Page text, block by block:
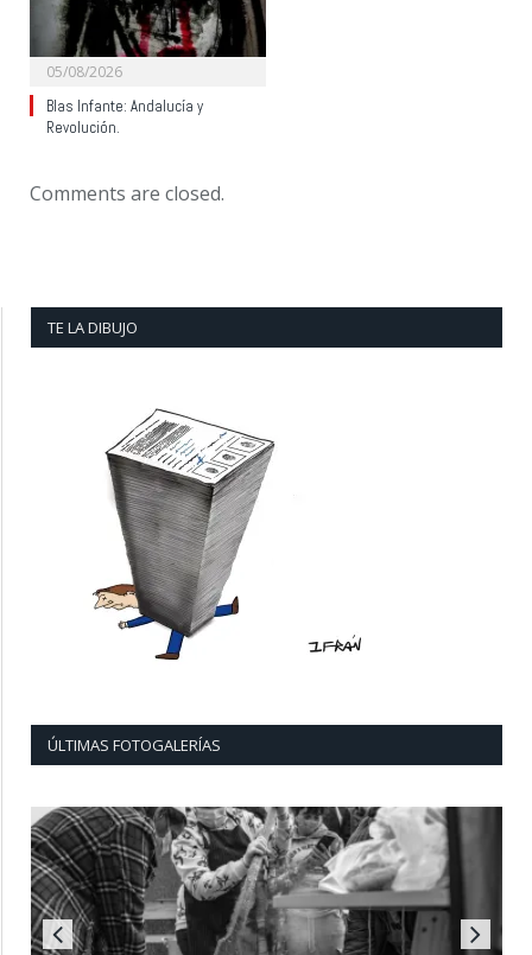
05/08/2026
Blas Infante: Andalucía y
Revolución.
Comments are closed.
TE LA DIBUJO
ÚLTIMAS FOTOGALERÍAS